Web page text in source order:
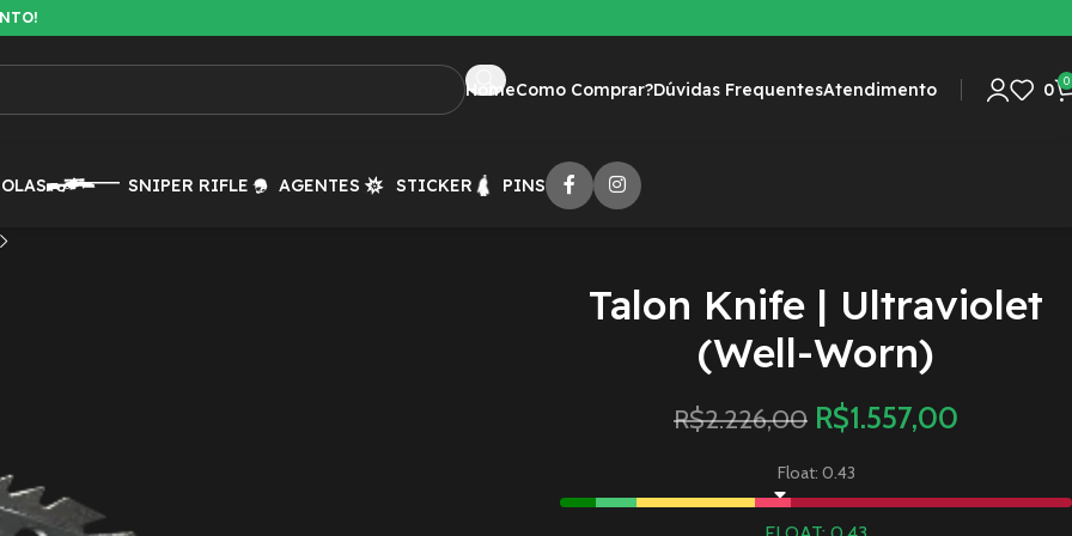
HomeComo Comprar?Dúvidas FrequentesAtendimento 0 0
SNIPER RIFLE AGENTES STICKER PINS
Talon Knife | Ultraviolet
(Well-Worn)
R$2.226,00 R$1.557,00
Float: 0.43